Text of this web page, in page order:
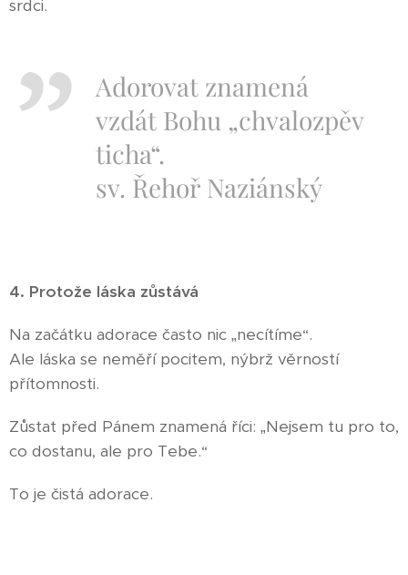
srdci.
Adorovat znamená
vzdát Bohu „chvalozpěv
ticha“.
sv. Řehoř Naziánský
4. Protože láska zůstává
Na začátku adorace často nic „necítíme“.
Ale láska se neměří pocitem, nýbrž věrností
přítomnosti.
Zůstat před Pánem znamená říci: „Nejsem tu pro to,
co dostanu, ale pro Tebe.“
To je čistá adorace.